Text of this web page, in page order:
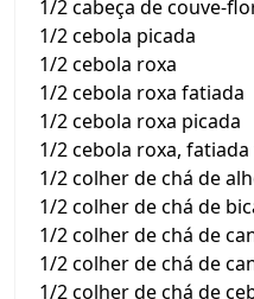
1/2 cabeça de couve-
1/2 cebola picada
1/2 cebola roxa
1/2 cebola roxa fatiada
1/2 cebola roxa picada
1/2 cebola roxa,
1/2 colher de chá de
1/2 colher de chá de
1/2 colher de chá de
1/2 colher de chá de
1/2 colher de chá de